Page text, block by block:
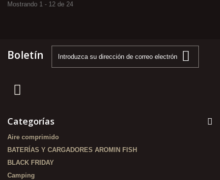
Mostrando 1 - 12 de 24
Boletín
Categorías
Aire comprimido
BATERÍAS Y CARGADORES AROMIN FISH
BLACK FRIDAY
Camping